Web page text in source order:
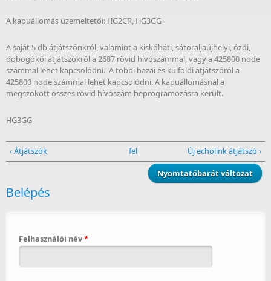
A kapuállomás üzemeltetői: HG2CR, HG3GG
A saját 5 db átjátszónkról, valamint a kiskőháti, sátoraljaújhelyi, ózdi,
dobogókői átjátszókról a 2687 rövid hívószámmal, vagy a 425800 node
számmal lehet kapcsolódni. A többi hazai és külföldi átjátszóról a
425800 node számmal lehet kapcsolódni. A kapuállomásnál a
megszokott összes rövid hívószám beprogramozásra került.
HG3GG
‹ Átjátszók fel Új echolink átjátszó ›
Nyomtatóbarát változat
Belépés
Felhasználói név*